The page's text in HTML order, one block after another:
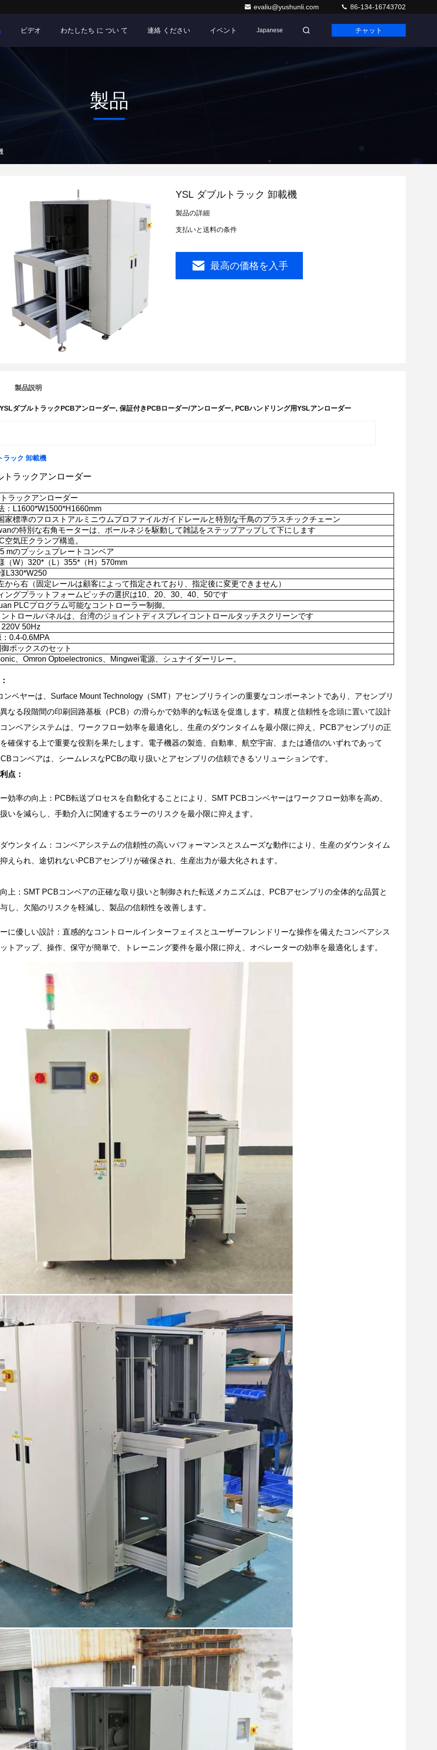
evaliu@yushunli.com 86-134-16743702
ビデオ わたしたち に つい て 連絡 ください イベント Japanese チャット
製品
YSL ダブルトラック 卸載機
製品の詳細
支払いと送料の条件
最高の価格を入手
製品説明
YSLダブルトラックPCBアンローダー, 保証付きPCBローダー/アンローダー, PCBハンドリング用YSLアンローダー
ラック 卸載機
トラックアンローダー
ラックアンローダー
：L1600*W1500*H1660mm
家標準のフロストアルミニウムプロファイルガイドレールと特別な千鳥のプラスチックチェーン
の特別な右角モーターは、ボールネジを駆動して雑誌をステップアップして下にします
空気圧クランプ構造。
mのプッシュプレートコンベア
（W）320*（L）355*（H）570mm
L330*W250
から右（固定レールは顧客によって指定されており、指定後に変更できません）
ングプラットフォームピッチの選択は10、20、30、40、50です
PLCプログラム可能なコントローラー制御。
トロールパネルは、台湾のジョイントディスプレイコントロールタッチスクリーンです
50Hz
0.4-0.6MPA
ボックスのセット
、Omron Optoelectronics、Mingwei電源、シュナイダーリレー。
ンベヤーは、Surface Mount Technology（SMT）アセンブリラインの重要なコンポーネントであり、アセンブリ
なる段階間の印刷回路基板（PCB）の滑らかで効率的な転送を促進します。精度と信頼性を念頭に置いて設計
ンベアシステムは、ワークフロー効率を最適化し、生産のダウンタイムを最小限に抑え、PCBアセンブリの正
確保する上で重要な役割を果たします。電子機器の製造、自動車、航空宇宙、または通信のいずれであって
コンベアは、シームレスなPCBの取り扱いとアセンブリの信頼できるソリューションです。
点：
効率の向上：PCB転送プロセスを自動化することにより、SMT PCBコンベヤーはワークフロー効率を高め、
いを減らし、手動介入に関連するエラーのリスクを最小限に抑えます。
ウンタイム：コンベアシステムの信頼性の高いパフォーマンスとスムーズな動作により、生産のダウンタイム
えられ、途切れないPCBアセンブリが確保され、生産出力が最大化されます。
上：SMT PCBコンベアの正確な取り扱いと制御された転送メカニズムは、PCBアセンブリの全体的な品質と
し、欠陥のリスクを軽減し、製品の信頼性を改善します。
に優しい設計：直感的なコントロールインターフェイスとユーザーフレンドリーな操作を備えたコンベアシス
トアップ、操作、保守が簡単で、トレーニング要件を最小限に抑え、オペレーターの効率を最適化します。